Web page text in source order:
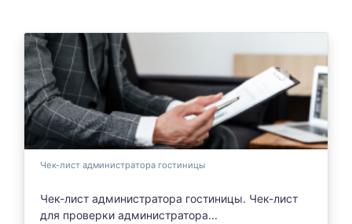
Чек-лист администратора гостиницы
Чек-лист администратора гостиницы. Чек-лист
для проверки администратора...